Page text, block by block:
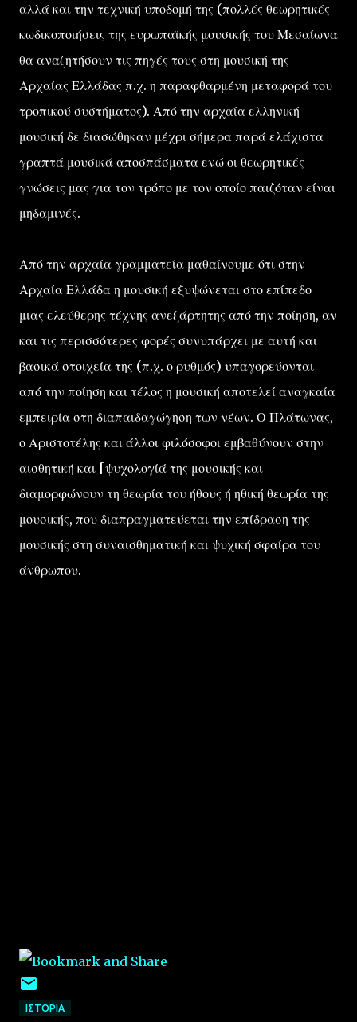
αλλά και την τεχνική υποδομή της (πολλές θεωρητικές
κωδικοποιήσεις της ευρωπαϊκής μουσικής του Μεσαίωνα
θα αναζητήσουν τις πηγές τους στη μουσική της
Αρχαίας Ελλάδας π.χ. η παραφθαρμένη μεταφορά του
τροπικού συστήματος). Από την αρχαία ελληνική
μουσική δε διασώθηκαν μέχρι σήμερα παρά ελάχιστα
γραπτά μουσικά αποσπάσματα ενώ οι θεωρητικές
γνώσεις μας για τον τρόπο με τον οποίο παιζόταν είναι
μηδαμινές.
Από την αρχαία γραμματεία μαθαίνουμε ότι στην
Αρχαία Ελλάδα η μουσική εξυψώνεται στο επίπεδο
μιας ελεύθερης τέχνης ανεξάρτητης από την ποίηση, αν
και τις περισσότερες φορές συνυπάρχει με αυτή και
βασικά στοιχεία της (π.χ. ο ρυθμός) υπαγορεύονται
από την ποίηση και τέλος η μουσική αποτελεί αναγκαία
εμπειρία στη διαπαιδαγώγηση των νέων. Ο Πλάτωνας,
ο Αριστοτέλης και άλλοι φιλόσοφοι εμβαθύνουν στην
αισθητική και [ψυχολογίά της μουσικής και
διαμορφώνουν τη θεωρία του ήθους ή ηθική θεωρία της
μουσικής, που διαπραγματεύεται την επίδραση της
μουσικής στη συναισθηματική και ψυχική σφαίρα του
άνθρωπου.
ΙΣΤΟΡΙΑ